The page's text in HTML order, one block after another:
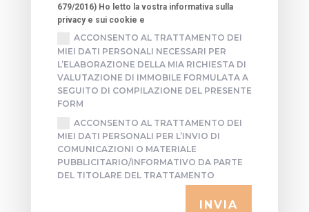
679/2016) Ho letto la vostra informativa sulla
privacy e sui cookie e
ACCONSENTO AL TRATTAMENTO DEI
MIEI DATI PERSONALI NECESSARI PER
L’ELABORAZIONE DELLA MIA RICHIESTA DI
VALUTAZIONE DI IMMOBILE FORMULATA A
SEGUITO DI COMPILAZIONE DEL PRESENTE
FORM
ACCONSENTO AL TRATTAMENTO DEI
MIEI DATI PERSONALI PER L’INVIO DI
COMUNICAZIONI O MATERIALE
PUBBLICITARIO/INFORMATIVO DA PARTE
DEL TITOLARE DEL TRATTAMENTO
INVIA